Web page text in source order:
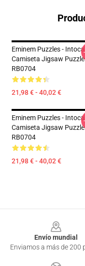
Eminem Puzzles -
Camiseta Jigsaw Puzzle
RB0704
21,98 € - 40,02 €
Eminem Puzzles -
Camiseta Jigsaw Puzzle
RB0704
21,98 € - 40,02 €
Envío mundial
Enviamos a más de 200